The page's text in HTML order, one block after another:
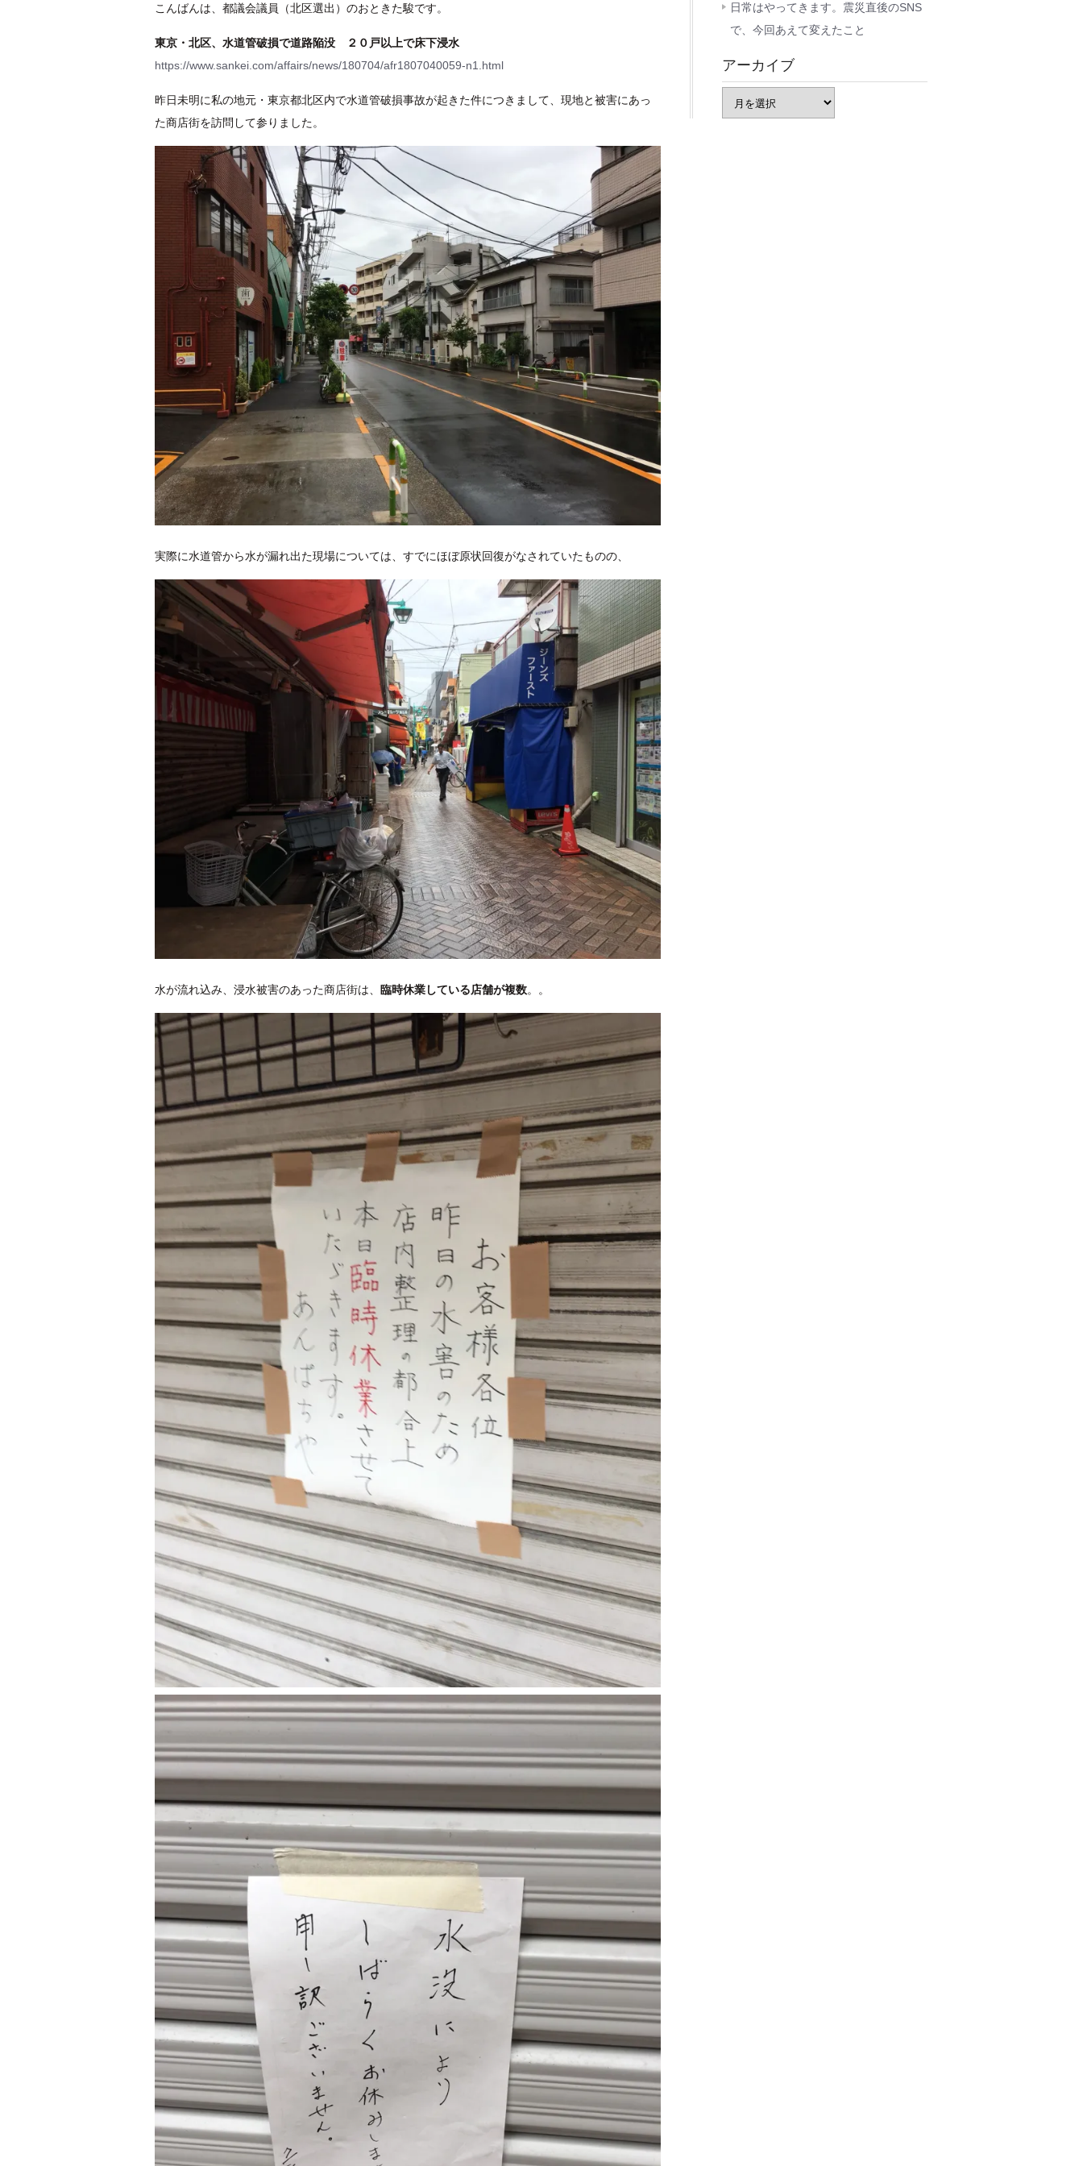
こんばんは、都議会議員（北区選出）のおときた駿です。
東京・北区、水道管破損で道路陥没 ２０戸以上で床下浸水
https://www.sankei.com/affairs/news/180704/afr1807040059-n1.html
昨日未明に私の地元・東京都北区内で水道管破損事故が起きた件につきまして、現地と被害にあっ
た商店街を訪問して参りました。
実際に水道管から水が漏れ出た現場については、すでにほぼ原状回復がなされていたものの、
水が流れ込み、浸水被害のあった商店街は、 臨時休業している店舗が複数。。
日常はやってきます。震災直後のSNS
で、今回あえて変えたこと
アーカイブ